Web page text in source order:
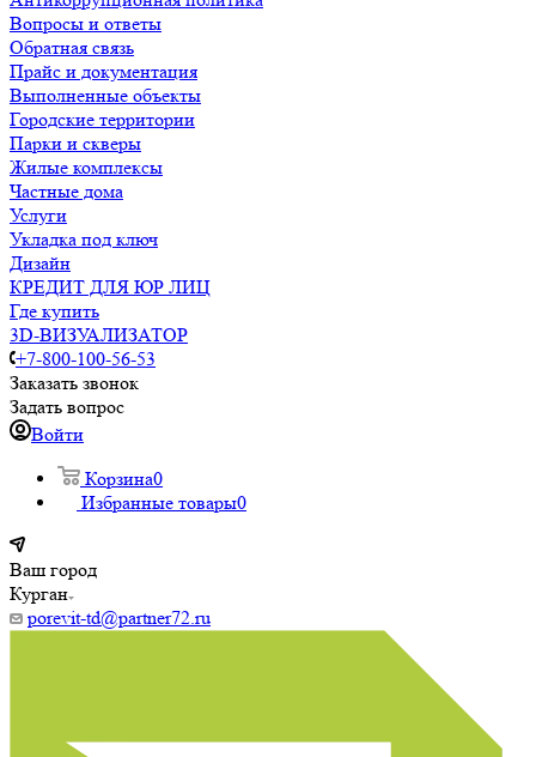
Вопросы и ответы
Обратная связь
Прайс и документация
Выполненные объекты
Городские территории
Парки и скверы
Жилые комплексы
Частные дома
Услуги
Укладка под ключ
Дизайн
КРЕДИТ ДЛЯ ЮР ЛИЦ
Где купить
3D-ВИЗУАЛИЗАТОР
+7-800-100-56-53
Заказать звонок
Задать вопрос
Войти
Корзина0
Избранные товары0
Ваш город
Курган
porevit-td@partner72.ru